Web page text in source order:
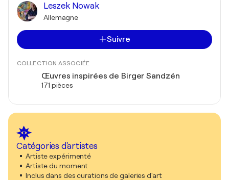
Leszek Nowak
Allemagne
Suivre
COLLECTION ASSOCIÉE
Œuvres inspirées de Birger Sandzén
171 pièces
Catégories d'artistes
Artiste expérimenté
Artiste du moment
Inclus dans des curations de galeries d'art